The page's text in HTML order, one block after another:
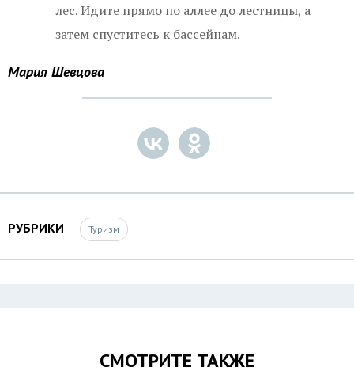
лес. Идите прямо по аллее до лестницы, а
затем спуститесь к бассейнам.
Мария Шевцова
РУБРИКИ Туризм
СМОТРИТЕ ТАКЖЕ